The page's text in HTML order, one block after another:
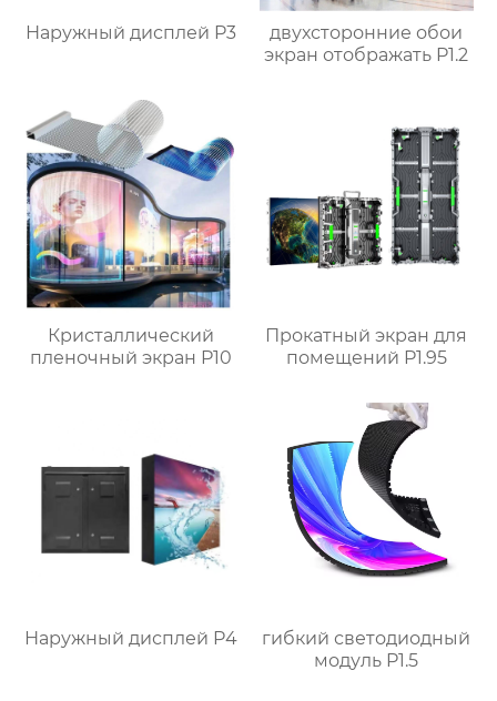
Наружный дисплей P3
двухсторонние обои
экран отображать P1.2
Кристаллический
пленочный экран P10
Прокатный экран для
помещений P1.95
Наружный дисплей P4
гибкий светодиодный
модуль P1.5